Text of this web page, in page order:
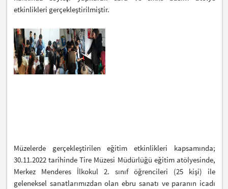
etkinlikleri gerçekleştirilmiştir.
Müzelerde gerçekleştirilen eğitim etkinlikleri kapsamında;
30.11.2022 tarihinde Tire Müzesi Müdürlüğü eğitim atölyesinde,
Merkez Menderes İlkokul 2. sınıf öğrencileri (25 kişi) ile
geleneksel sanatlarımızdan olan ebru sanatı ve paranın icadı